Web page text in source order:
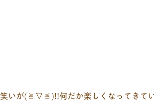
いが(≧▽≦)!!何だか楽しくなってきて